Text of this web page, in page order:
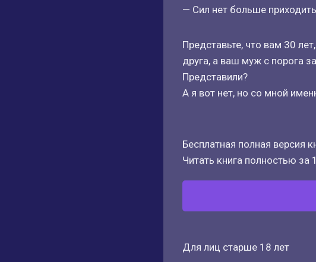
— Сил нет больше
Представьте, что вам 30
друга, а ваш муж с порога
Представили?
А я вот нет, но со мной
Бесплатная полная версия
Читать книга полностью за
Для лиц старше 18 лет